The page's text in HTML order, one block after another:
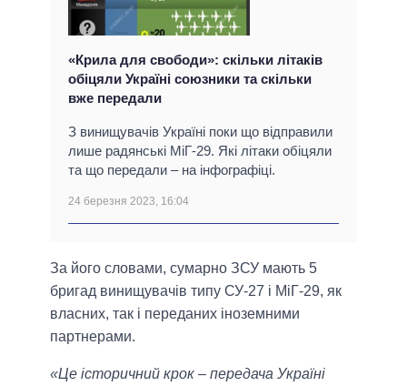
«Крила для свободи»: скільки літаків
обіцяли Україні союзники та скільки
вже передали
З винищувачів Україні поки що відправили
лише радянські МіГ-29. Які літаки обіцяли
та що передали – на інфографіці.
24 березня 2023, 16:04
За його словами, сумарно ЗСУ мають 5
бригад винищувачів типу СУ-27 і МіГ-29, як
власних, так і переданих іноземними
партнерами.
«Це історичний крок – передача Україні